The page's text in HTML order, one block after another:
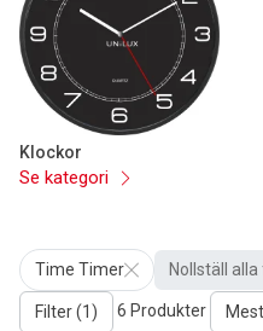
Klockor
Se kategori
Time Timer Nollställ
Filter (1) 6 Produkter